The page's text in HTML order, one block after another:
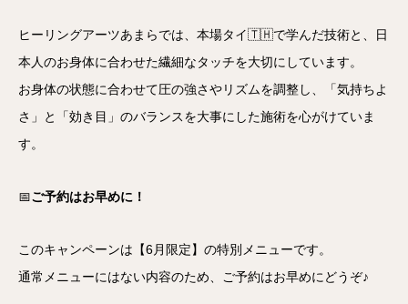
ヒーリングアーツあまらでは、本場タイ🇹🇭で学んだ技術と、日
本人のお身体に合わせた繊細なタッチを大切にしています。
お身体の状態に合わせて圧の強さやリズムを調整し、「気持ちよ
さ」と「効き目」のバランスを大事にした施術を心がけていま
す。
📅ご予約はお早めに！
このキャンペーンは【6月限定】の特別メニューです。
通常メニューにはない内容のため、ご予約はお早めにどうぞ♪